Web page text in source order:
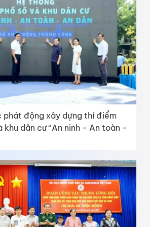
phát động xây dựng thí điểm
khu dân cư “An ninh - An toàn -